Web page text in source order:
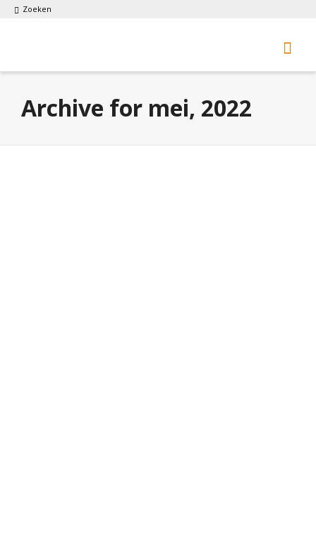
Zoeken
Archive for mei, 2022